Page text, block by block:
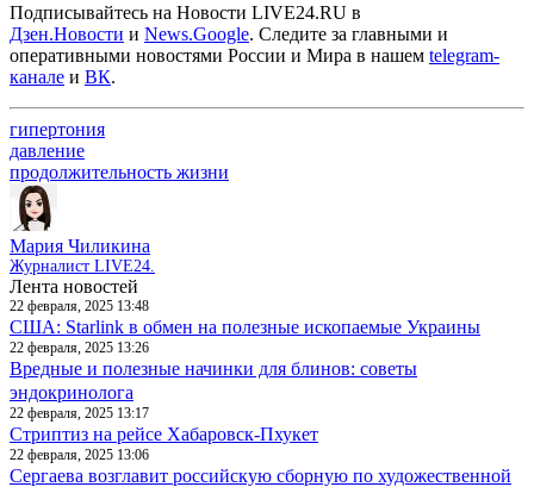
Подписывайтесь на Новости LIVE24.RU в
Дзен.Новости и News.Google. Следите за главными и
оперативными новостями России и Мира в нашем telegram-
канале и ВК.
гипертония
давление
продолжительность жизни
Мария Чиликина
Журналист LIVE24.
Лента новостей
22 февраля, 2025 13:48
США: Starlink в обмен на полезные ископаемые Украины
22 февраля, 2025 13:26
Вредные и полезные начинки для блинов: советы
эндокринолога
22 февраля, 2025 13:17
Стриптиз на рейсе Хабаровск-Пхукет
22 февраля, 2025 13:06
Сергаева возглавит российскую сборную по художественной